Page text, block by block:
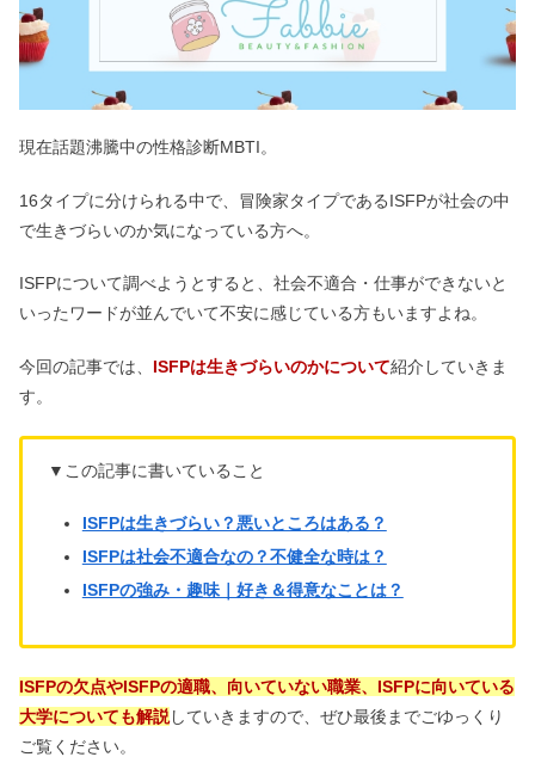
現在話題沸騰中の性格診断MBTI。
16タイプに分けられる中で、冒険家タイプであるISFPが社会の中
で生きづらいのか気になっている方へ。
ISFPについて調べようとすると、社会不適合・仕事ができないと
いったワードが並んでいて不安に感じている方もいますよね。
今回の記事では、 ISFPは生きづらいのかについて紹介していきま
す。
▼この記事に書いていること
ISFPは生きづらい？悪いところはある？
ISFPは社会不適合なの？不健全な時は？
ISFPの強み・趣味｜好き＆得意なことは？
ISFPの欠点やISFPの適職、向いていない職業、ISFPに向いている
大学についても解説していきますので、ぜひ最後までごゆっくり
ご覧ください。